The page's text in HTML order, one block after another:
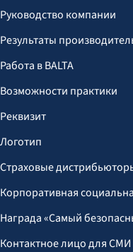
Руководство компании
Результаты
Работа в BALTA
Возможности практики
Реквизит
Логотип
Страховые
Корпоративная
Награда «Самый
Контактное лицо для СМИ